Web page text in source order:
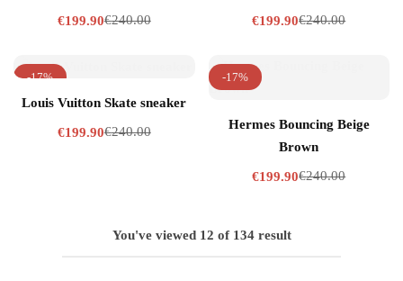
€240.00
€199.90
€240.00
€199.90
-17%
Louis Vuitton Skate sneaker
€240.00
€199.90
-17%
Hermes Bouncing Beige
Brown
€240.00
€199.90
You've viewed 12 of 134 result